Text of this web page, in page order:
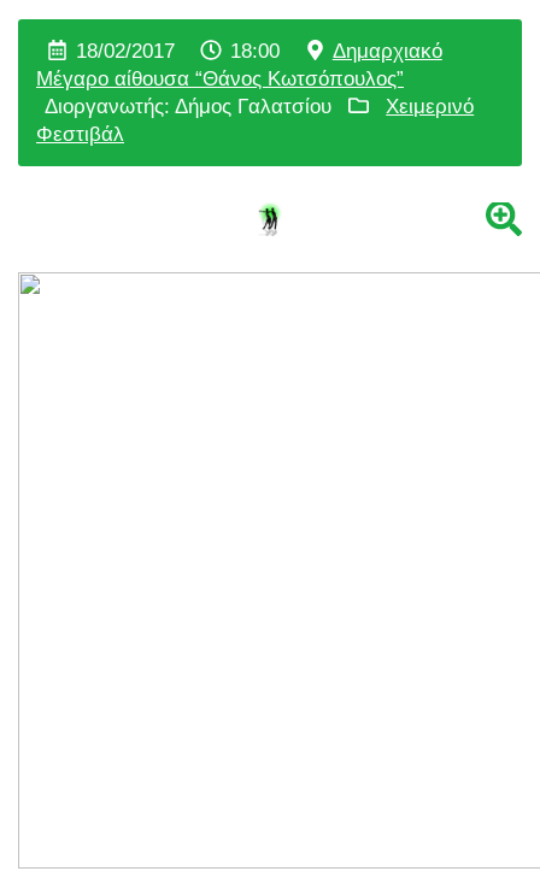
18/02/2017 18:00
Δημαρχιακό
Μέγαρο αίθουσα “Θάνος Κωτσόπουλος”
Διοργανωτής: Δήμος Γαλατσίου
Χειμερινό
Φεστιβάλ